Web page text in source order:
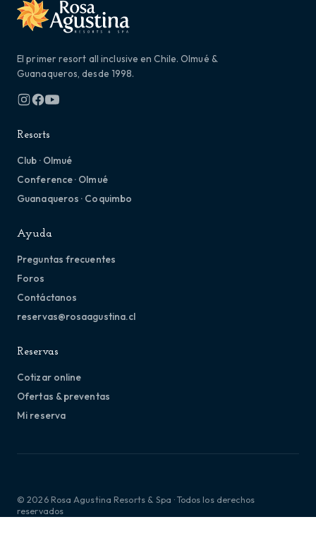
El primer resort all inclusive en Chile. Olmué &
Guanaqueros, desde 1998.
Resorts
Club · Olmué
Conference · Olmué
Guanaqueros · Coquimbo
Ayuda
Preguntas frecuentes
Foros
Contáctanos
reservas@rosaagustina.cl
Reservas
Cotizar online
Ofertas & preventas
Mi reserva
© 2026 Rosa Agustina Resorts & Spa · Todos los derechos
reservados